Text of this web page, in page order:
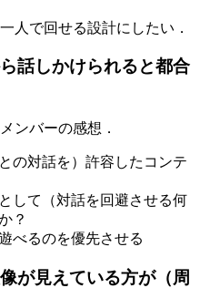
人で回せる設計にしたい．
話しかけられると都合
ンバーの感想．
の対話を）許容したコンテ
して（対話を回避させる何
？
べるのを優先させる
が見えている方が（周